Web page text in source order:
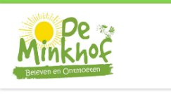
Skip to content